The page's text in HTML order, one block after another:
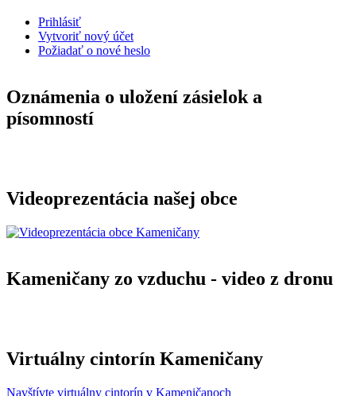
Prihlásiť
Vytvoriť nový účet
Požiadať o nové heslo
Oznámenia o uložení zásielok a
písomností
Videoprezentácia našej obce
Kameničany zo vzduchu - video z dronu
Virtuálny cintorín Kameničany
Navštívte virtuálny cintorín v Kameničanoch